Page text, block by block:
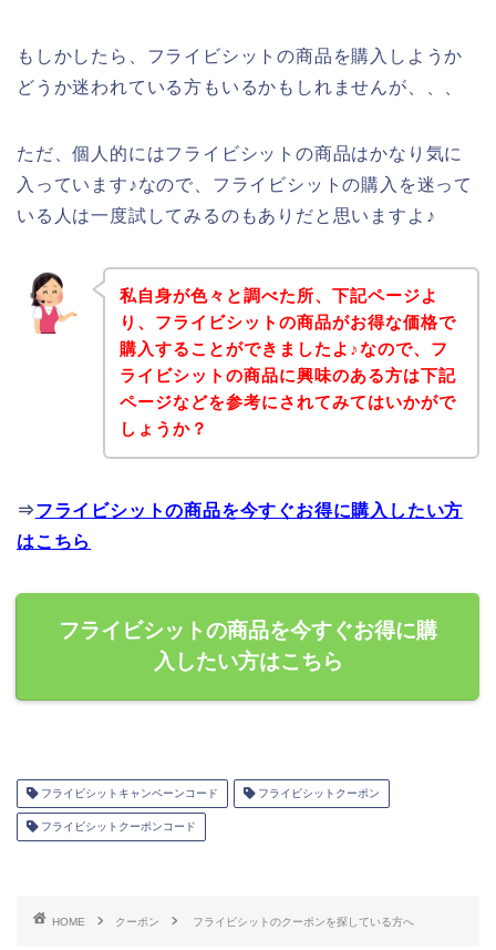
もしかしたら、フライビシットの商品を購入しようか
どうか迷われている方もいるかもしれませんが、、、
ただ、個人的にはフライビシットの商品はかなり気に
入っています♪なので、フライビシットの購入を迷って
いる人は一度試してみるのもありだと思いますよ♪
私自身が色々と調べた所、下記ページよ
り、フライビシットの商品がお得な価格で
購入することができましたよ♪なので、フ
ライビシットの商品に興味のある方は下記
ページなどを参考にされてみてはいかがで
しょうか？
⇒フライビシットの商品を今すぐお得に購入したい方
はこちら
フライビシットの商品を今すぐお得に購
入したい方はこちら
フライビシットキャンペーンコード フライビシットクーポン
フライビシットクーポンコード
HOME クーポン フライビシットのクーポンを探している方へ